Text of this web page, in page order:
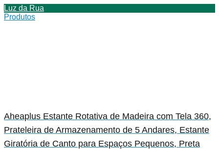
Luz da Rua
Produtos
Aheaplus Estante Rotativa de Madeira com Tela 360,
Prateleira de Armazenamento de 5 Andares, Estante
Giratória de Canto para Espaços Pequenos, Preta